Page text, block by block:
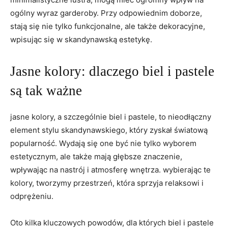
ogólny wyraz garderoby. Przy odpowiednim doborze,
stają się nie tylko funkcjonalne, ale także dekoracyjne,
wpisując się w skandynawską estetykę.
Jasne kolory: dlaczego biel i pastele
są tak ważne
jasne kolory, a szczególnie biel i pastele, to nieodłączny
element stylu skandynawskiego, który zyskał światową
popularność. Wydają się one być nie tylko wyborem
estetycznym, ale także mają głębsze znaczenie,
wpływając na nastrój i atmosferę wnętrza. wybierając te
kolory, tworzymy przestrzeń, która sprzyja relaksowi i
odprężeniu.
Oto kilka kluczowych powodów, dla których biel i pastele